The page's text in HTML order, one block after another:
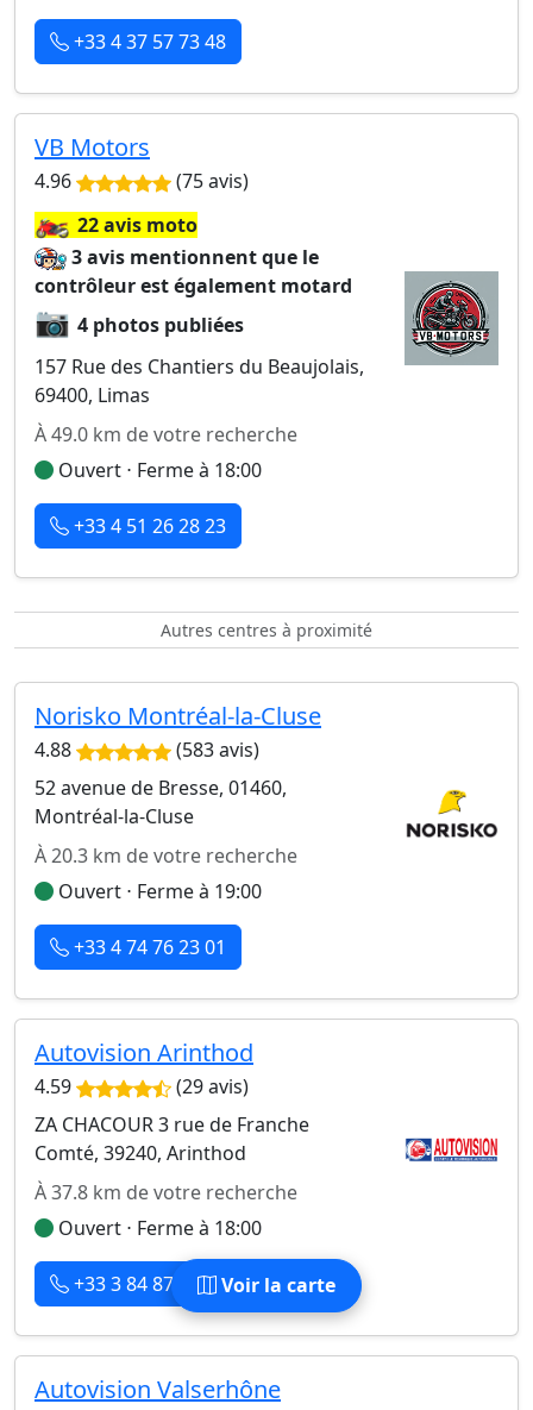
Voir la carte
+33 4 37 57 73 48
VB Motors
4.96 (75 avis)
🏍️22 avis moto
3 avis mentionnent que le
contrôleur est également motard
📷 4 photos publiées
157 Rue des Chantiers du Beaujolais,
69400, Limas
À 49.0 km de votre recherche
Ouvert ⋅ Ferme à 18:00
+33 4 51 26 28 23
Autres centres à proximité
Norisko Montréal-la-Cluse
4.88
(583 avis)
52 avenue de Bresse, 01460,
Montréal-la-Cluse
À 20.3 km de votre recherche
Ouvert ⋅ Ferme à 19:00
+33 4 74 76 23 01
Autovision Arinthod
4.59
(29 avis)
ZA CHACOUR 3 rue de Franche
Comté, 39240, Arinthod
À 37.8 km de votre recherche
Ouvert ⋅ Ferme à 18:00
+33 3 84 87 65 87
Autovision Valserhône